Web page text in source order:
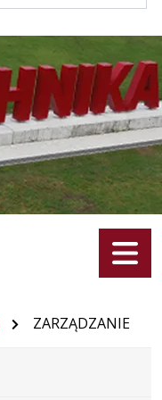
Menu
ZARZĄDZANIE